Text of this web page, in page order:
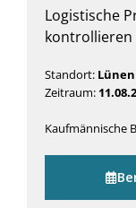
Logistische
kontrollieren
Standort: Lünen
Zeitraum:
Kaufmännische